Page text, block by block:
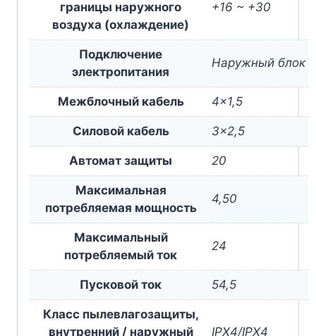
границы наружного
воздуха (охлаждение)
+16 ~ +30
Подключение
электропитания
Наружный блок
Межблочный кабель 4×1,5
Силовой кабель 3×2,5
Автомат защиты 20
Максимальная
потребляемая мощность
4,50
Максимальный
потребляемый ток
24
Пусковой ток 54,5
Класс пылевлагозащиты,
внутренний / наружный
IPX4/IPX4